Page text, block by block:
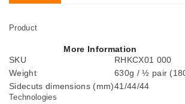
Product
More Information
SKU
RHKCX01 000
Weight
630g / ½ pair
Sidecuts dimensions (mm)41/44/44
Technologies